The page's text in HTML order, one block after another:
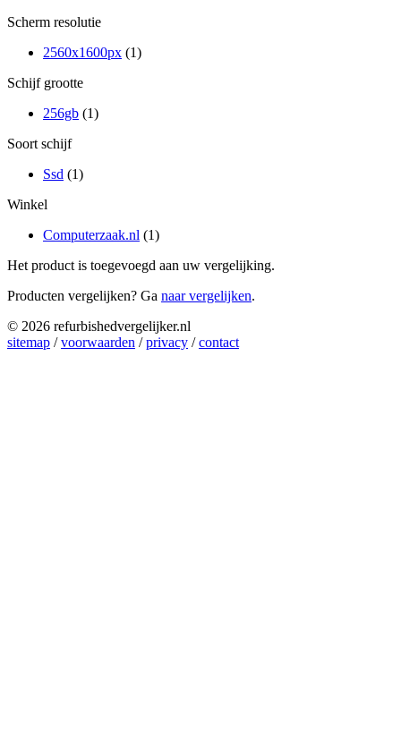
Scherm resolutie
2560x1600px (1)
Schijf grootte
256gb (1)
Soort schijf
Ssd (1)
Winkel
Computerzaak.nl (1)
Het product is toegevoegd aan uw vergelijking.
Producten vergelijken? Ga naar vergelijken.
© 2026 refurbishedvergelijker.nl
sitemap /voorwaarden /privacy /contact